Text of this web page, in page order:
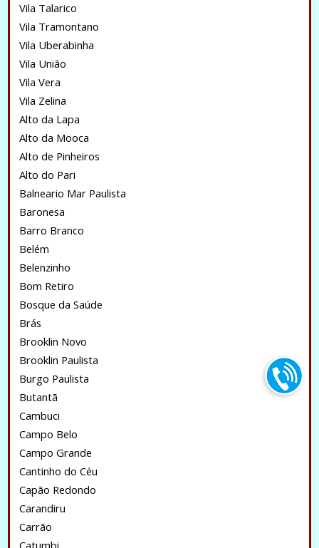
Vila Talarico
Vila Tramontano
Vila Uberabinha
Vila União
Vila Vera
Vila Zelina
Alto da Lapa
Alto da Mooca
Alto de Pinheiros
Alto do Pari
Balneario Mar Paulista
Baronesa
Barro Branco
Belém
Belenzinho
Bom Retiro
Bosque da Saúde
Brás
Brooklin Novo
Brooklin Paulista
Burgo Paulista
Butantã
Cambuci
Campo Belo
Campo Grande
Cantinho do Céu
Capão Redondo
Carandiru
Carrão
Catumbi